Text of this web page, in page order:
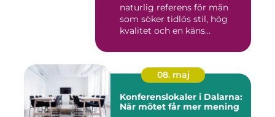
naturlig referens för män
som söker tidlös stil, hög
kvalitet och en käns...
08. maj
Konferenslokaler i Dalarna:
När mötet får mer mening